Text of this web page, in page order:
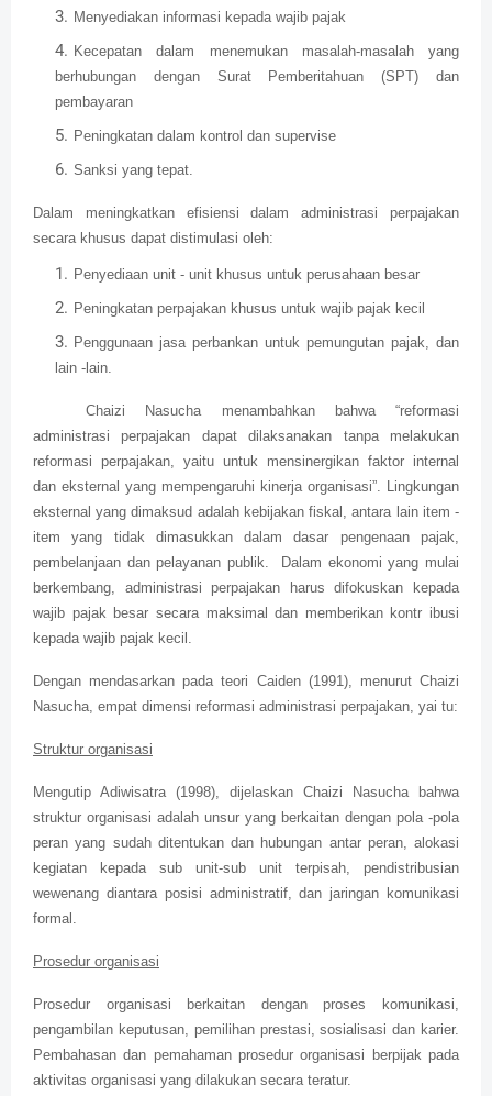
Menyediakan informasi kepada wajib pajak
Kecepatan dalam menemukan masalah-masalah yang
berhubungan dengan Surat Pemberitahuan (SPT) dan
pembayaran
Peningkatan dalam kontrol dan supervise
Sanksi yang tepat.
Dalam meningkatkan efisiensi dalam administrasi perpajakan
secara khusus dapat distimulasi oleh:
Penyediaan unit - unit khusus untuk perusahaan besar
Peningkatan perpajakan khusus untuk wajib pajak kecil
Penggunaan jasa perbankan untuk pemungutan pajak, dan
lain -lain.
Chaizi Nasucha menambahkan bahwa “reformasi
administrasi perpajakan dapat dilaksanakan tanpa melakukan
reformasi perpajakan, yaitu untuk mensinergikan faktor internal
dan eksternal yang mempengaruhi kinerja organisasi”. Lingkungan
eksternal yang dimaksud adalah kebijakan fiskal, antara lain item -
item yang tidak dimasukkan dalam dasar pengenaan pajak,
pembelanjaan dan pelayanan publik. Dalam ekonomi yang mulai
berkembang, administrasi perpajakan harus difokuskan kepada
wajib pajak besar secara maksimal dan memberikan kontr ibusi
kepada wajib pajak kecil.
Dengan mendasarkan pada teori Caiden (1991), menurut Chaizi
Nasucha, empat dimensi reformasi administrasi perpajakan, yai tu:
Struktur organisasi
Mengutip Adiwisatra (1998), dijelaskan Chaizi Nasucha bahwa
struktur organisasi adalah unsur yang berkaitan dengan pola -pola
peran yang sudah ditentukan dan hubungan antar peran, alokasi
kegiatan kepada sub unit-sub unit terpisah, pendistribusian
wewenang diantara posisi administratif, dan jaringan komunikasi
formal.
Prosedur organisasi
Prosedur organisasi berkaitan dengan proses komunikasi,
pengambilan keputusan, pemilihan prestasi, sosialisasi dan karier.
Pembahasan dan pemahaman prosedur organisasi berpijak pada
aktivitas organisasi yang dilakukan secara teratur.